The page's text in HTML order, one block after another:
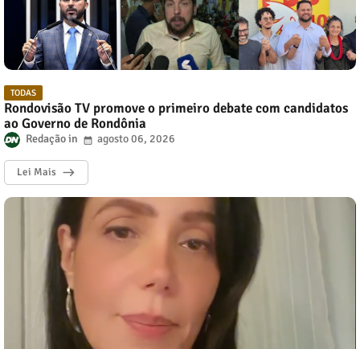
TODAS
Rondovisão TV promove o primeiro debate com candidatos
ao Governo de Rondônia
Redação agosto 06, 2026
Lei Mais